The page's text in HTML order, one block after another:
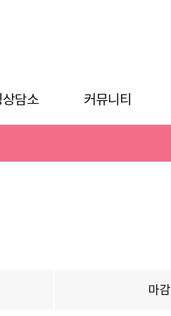
담소 커뮤니티
마감